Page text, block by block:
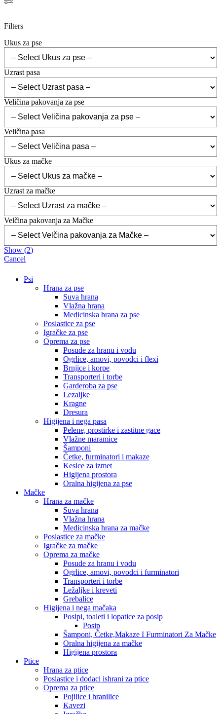
Filters
Ukus za pse
Uzrast pasa
Veličina pakovanja za pse
Veličina pasa
Ukus za mačke
Uzrast za mačke
Velčina pakovanja za Mačke
Show (2)
Cancel
Psi
Hrana za pse
Suva hrana
Vlažna hrana
Medicinska hrana za pse
Poslastice za pse
Igračke za pse
Oprema za pse
Posude za hranu i vodu
Ogrlice, amovi, povodci i flexi
Brnjice i korpe
Transporteri i torbe
Garderoba za pse
Lezaljke
Kragne
Dresura
Higijena i nega pasa
Pelene, prostirke i zastitne gace
Vlažne maramice
Šamponi
Četke, furminatori i makaze
Kesice za izmet
Higijena prostora
Oralna higijena za pse
Mačke
Hrana za mačke
Suva hrana
Vlažna hrana
Medicinska hrana za mačke
Poslastice za mačke
Igračke za mačke
Oprema za mačke
Posude za hranu i vodu
Ogrlice, amovi, povodci i furminatori
Transporteri i torbe
Ležaljke i kreveti
Grebalice
Higijena i nega mačaka
Posipi, toaleti i lopatice za posip
Posip
Šamponi, Četke,Makaze I Furminatori Za Mačke
Oralna higijena za mačke
Higijena prostora
Ptice
Hrana za ptice
Poslastice i dodaci ishrani za ptice
Oprema za ptice
Pojilice i hranilice
Kavezi